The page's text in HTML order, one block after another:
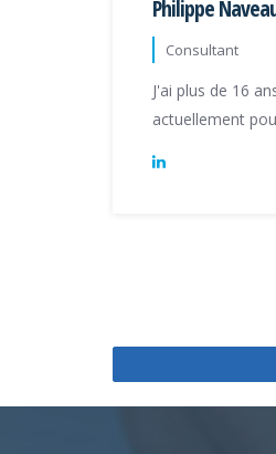
Philippe
Consultant
J'ai plus de 16
actuellement